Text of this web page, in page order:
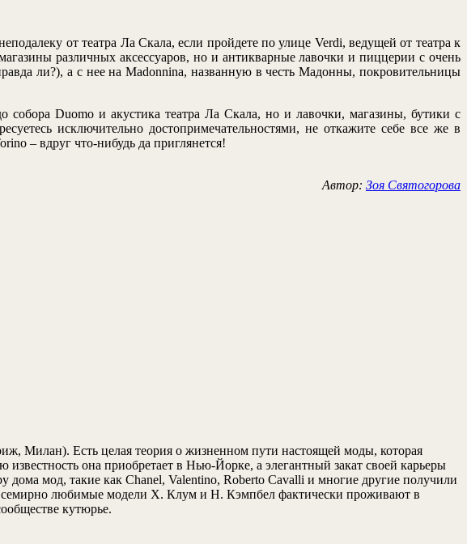
от театра Ла Скала, если пройдете по улице Verdi, ведущей от театра к
различных аксессуаров, но и антикварные лавочки и пиццерии с очень
ли?), а с нее на Madonnina, названную в честь Мадонны, покровительницы
Duomo и акустика театра Ла Скала, но и лавочки, магазины, бутики с
исключительно достопримечательностями, не откажите себе все же в
– вдруг что-нибудь да приглянется!
Автор: Зоя Святогорова
Милан). Есть целая теория о жизненном пути настоящей моды, которая
она приобретает в Нью-Йорке, а элегантный закат своей карьеры
мод, такие как Chanel, Valentino, Roberto Cavalli и многие другие получили
любимые модели Х. Клум и Н. Кэмпбел фактически проживают в
кутюрье.